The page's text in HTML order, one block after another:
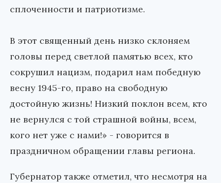
сплоченности и патриотизме.
В этот священный день низко склоняем
головы перед светлой памятью всех, кто
сокрушил нацизм, подарил нам победную
весну 1945-го, право на свободную
достойную жизнь! Низкий поклон всем, кто
не вернулся с той страшной войны, всем,
кого нет уже с нами!» - говорится в
праздничном обращении главы региона.
Губернатор также отметил, что несмотря на